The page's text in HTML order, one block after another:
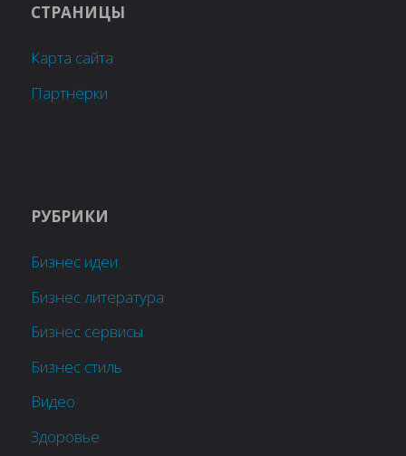
СТРАНИЦЫ
Карта сайта
Партнёрки
РУБРИКИ
Бизнес идеи
Бизнес литература
Бизнес сервисы
Бизнес стиль
Видео
Здоровье